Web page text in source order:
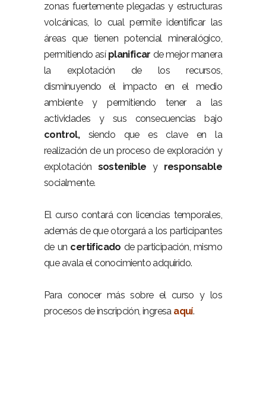
zonas fuertemente plegadas y estructuras
volcánicas, lo cual permite identificar las
áreas que tienen potencial mineralógico,
permitiendo así planificar de mejor manera
la explotación de los recursos,
disminuyendo el impacto en el medio
ambiente y permitiendo tener a las
actividades y sus consecuencias bajo
control,siendo que es clave en la
realización de un proceso de exploración y
explotación sostenible y responsable
socialmente.
El curso contará con licencias temporales,
además de que otorgará a los participantes
de un certificado de participación, mismo
que avala el conocimiento adquirido.
Para conocer más sobre el curso y los
procesos de inscripción, ingresa aquí.